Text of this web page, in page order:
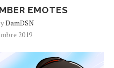
EMOTES
DamDSN
2019